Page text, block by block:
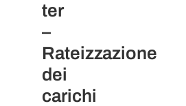
ter
–
Rateizzazione
dei
carichi